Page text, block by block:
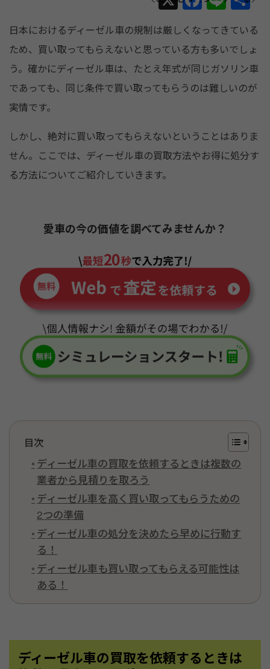
a
c
e
b
o
k
n
e
有
日本におけるディーゼル車の規制は厳しくなってきている
ため、買い取ってもらえないと思っている方も多いでしょ
う。確かにディーゼル車は、たとえ年式が同じガソリン車
であっても、同じ条件で買い取ってもらうのは難しいのが
実情です。
しかし、絶対に買い取ってもらえないということはありま
せん。ここでは、ディーゼル車の買取方法やお得に処分す
る方法についてご紹介していきます。
愛車の今の価値を調べてみませんか？
目次
ディーゼル車の買取を依頼するときは複数の
業者から見積りを取ろう
ディーゼル車を高く買い取ってもらうための
2つの準備
ディーゼル車の処分を決めたら早めに行動す
る！
ディーゼル車も買い取ってもらえる可能性は
ある！
ディーゼル車の買取を依頼するときは